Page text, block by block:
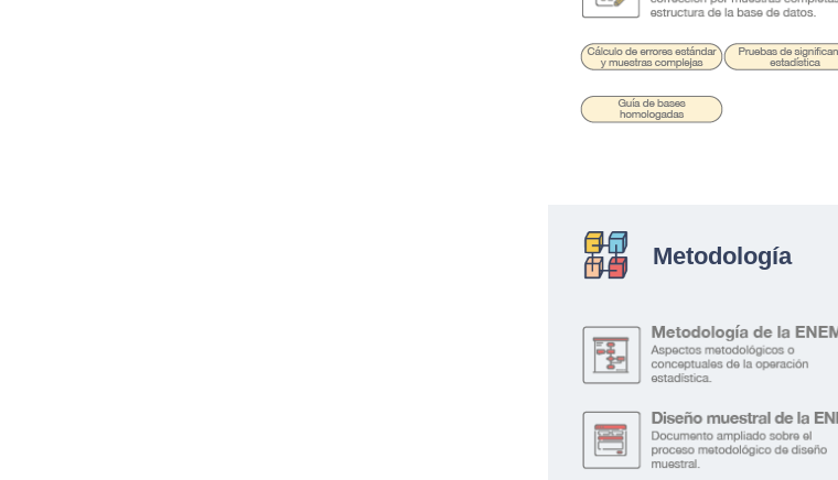
Metodología